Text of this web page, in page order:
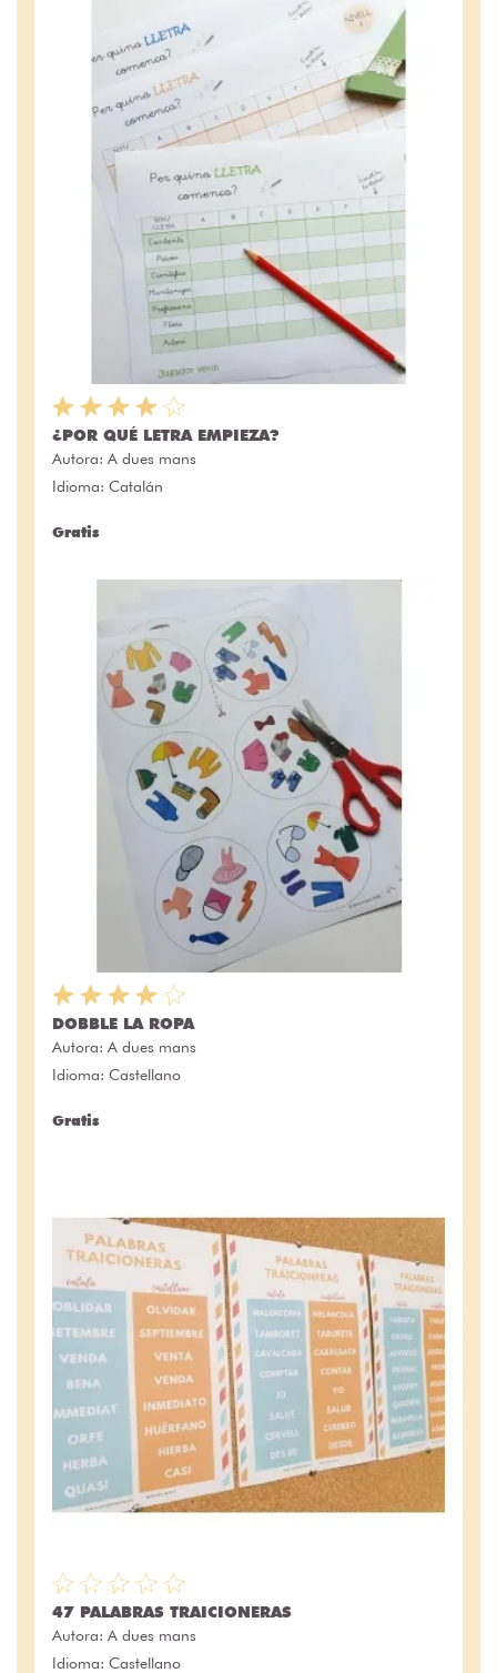
¿POR QUÉ LETRA EMPIEZA?
Autora: A dues mans
Idioma: Catalán
Gratis
DOBBLE LA ROPA
Autora: A dues mans
Idioma: Castellano
Gratis
47 PALABRAS TRAICIONERAS
Autora: A dues mans
Idioma: Castellano